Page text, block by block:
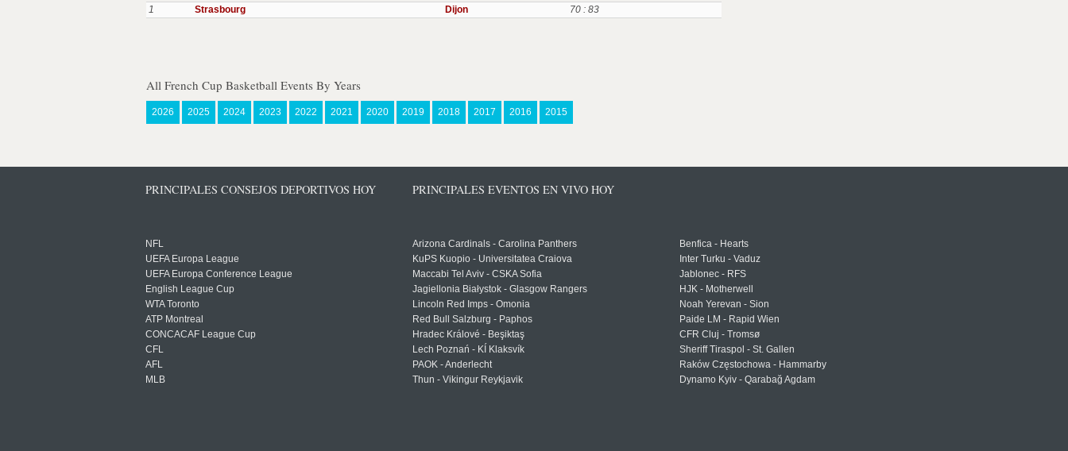
1
Strasbourg Dijon 70 : 83
All French Cup Basketball Events By Years
2026 2025 2024 2023 2022 2021 2020 2019 2018 2017 2016 2015
PRINCIPALES CONSEJOS DEPORTIVOS HOY
NFL
UEFA Europa League
UEFA Europa Conference League
English League Cup
WTA Toronto
ATP Montreal
CONCACAF League Cup
CFL
AFL
MLB
PRINCIPALES EVENTOS EN VIVO HOY
Arizona Cardinals - Carolina Panthers
KuPS Kuopio - Universitatea Craiova
Maccabi Tel Aviv - CSKA Sofia
Jagiellonia Białystok - Glasgow Rangers
Lincoln Red Imps - Omonia
Red Bull Salzburg - Paphos
Hradec Králové - Beşiktaş
Lech Poznań - KÍ Klaksvík
PAOK - Anderlecht
Thun - Vikingur Reykjavik
Benfica - Hearts
Inter Turku - Vaduz
Jablonec - RFS
HJK - Motherwell
Noah Yerevan - Sion
Paide LM - Rapid Wien
CFR Cluj - Tromsø
Sheriff Tiraspol - St. Gallen
Raków Częstochowa - Hammarby
Dynamo Kyiv - Qarabağ Agdam